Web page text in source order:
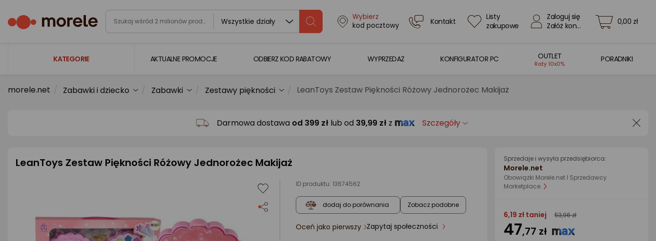
Wszystkie działy
Wybierz
kod pocztowy
Kontakt
Listy
zakupowe
Zaloguj się
Załóż konto
0,00 zł
KATEGORIE
Laptopy
Smartfony i smartwatche
AGD duże
AGD małe
AKTUALNE PROMOCJE ODBIERZ KOD RABATOWY WYPRZEDAŻ KONFIGURATOR PC OUTLET
Raty 10x0%
PORADNIKI
morele.net Zabawki i dziecko Zabawki Zestawy piękności LeanToys Zestaw Piękności Różowy Jednorożec Makijaż
Darmowa dostawa od 399 zł lub od 39,99 zł z Szczegóły
LeanToys Zestaw Piękności Różowy Jednorożec Makijaż
ID produktu: 13674562
dodaj do porównania Zobacz podobne
ocena
Oceń jako pierwszy Zapytaj społeczności
Sprzedaje i wysyła przedsiębiorca:
Morele.net
Obowiązki Morele.net I Sprzedawcy
Marketplace.
6,19 zł taniej 53,96 zł
47,77 zł